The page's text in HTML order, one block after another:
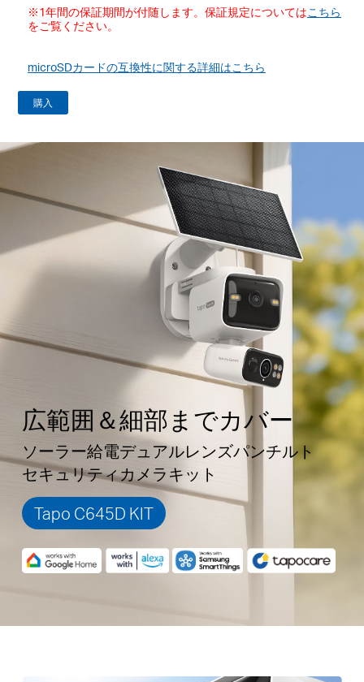
※1年間の保証期間が付随します。保証規定についてはこちら
をご覧ください。
microSDカードの互換性に関する詳細はこちら
購入
広範囲＆細部までカバー
ソーラー給電デュアルレンズパンチルト
セキュリティカメラキット
Tapo C645D KIT